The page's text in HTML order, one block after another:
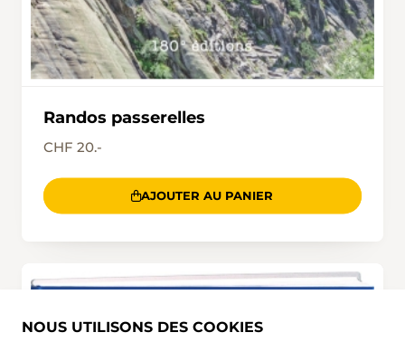
Randos passerelles
CHF 20.-
AJOUTER AU PANIER
NOUS UTILISONS DES COOKIES